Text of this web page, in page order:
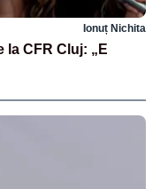
Ionuț Nichita
la CFR Cluj: „E